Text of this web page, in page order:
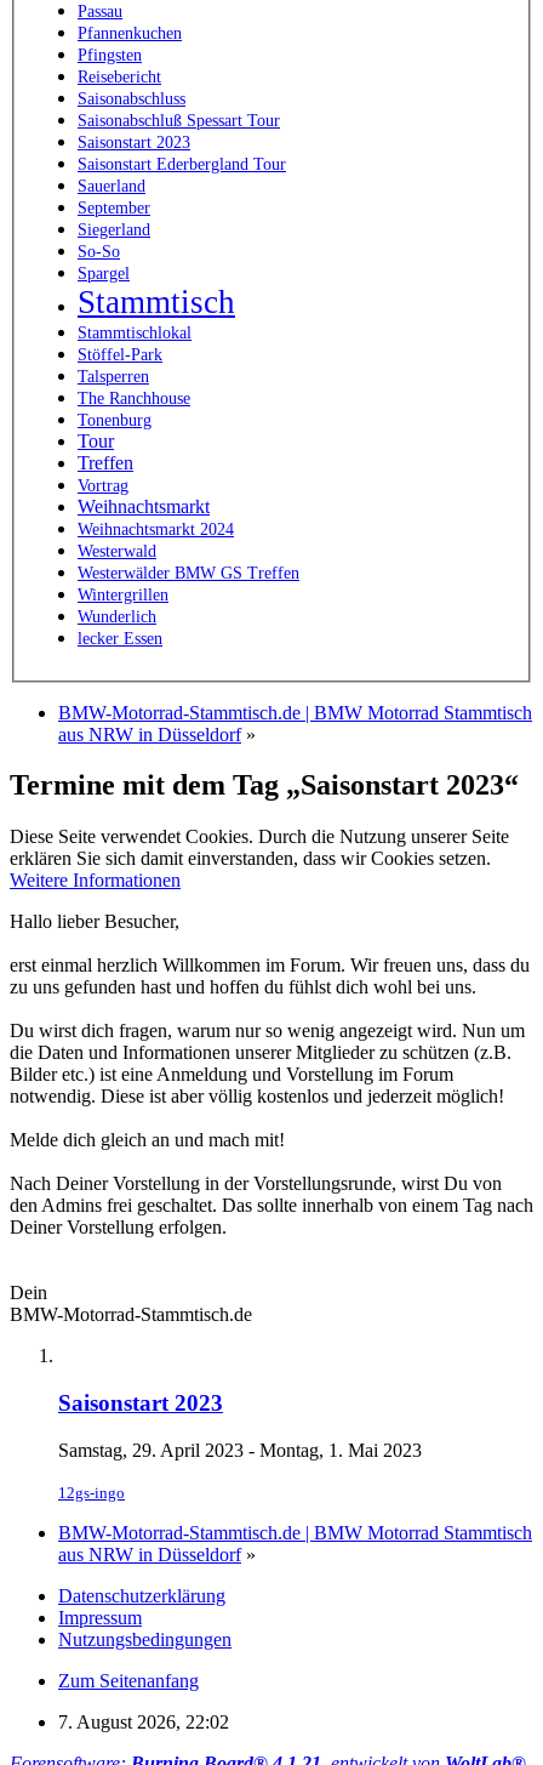
Passau
Pfannenkuchen
Pfingsten
Reisebericht
Saisonabschluss
Saisonabschluß Spessart Tour
Saisonstart 2023
Saisonstart Ederbergland Tour
Sauerland
September
Siegerland
So-So
Spargel
Stammtisch
Stammtischlokal
Stöffel-Park
Talsperren
The Ranchhouse
Tonenburg
Tour
Treffen
Vortrag
Weihnachtsmarkt
Weihnachtsmarkt 2024
Westerwald
Westerwälder BMW GS Treffen
Wintergrillen
Wunderlich
lecker Essen
BMW-Motorrad-Stammtisch.de | BMW Motorrad Stammtisch
aus NRW in Düsseldorf »
Termine mit dem Tag „Saisonstart 2023“
Diese Seite verwendet Cookies. Durch die Nutzung unserer Seite
erklären Sie sich damit einverstanden, dass wir Cookies setzen.
Weitere Informationen
Hallo lieber Besucher,
erst einmal herzlich Willkommen im Forum. Wir freuen uns, dass du
zu uns gefunden hast und hoffen du fühlst dich wohl bei uns.
Du wirst dich fragen, warum nur so wenig angezeigt wird. Nun um
die Daten und Informationen unserer Mitglieder zu schützen (z.B.
Bilder etc.) ist eine Anmeldung und Vorstellung im Forum
notwendig. Diese ist aber völlig kostenlos und jederzeit möglich!
Melde dich gleich an und mach mit!
Nach Deiner Vorstellung in der Vorstellungsrunde, wirst Du von
den Admins frei geschaltet. Das sollte innerhalb von einem Tag nach
Deiner Vorstellung erfolgen.
Dein
BMW-Motorrad-Stammtisch.de
Saisonstart 2023
Samstag, 29. April 2023 - Montag, 1. Mai 2023
12gs-ingo
BMW-Motorrad-Stammtisch.de | BMW Motorrad Stammtisch
aus NRW in Düsseldorf »
Datenschutzerklärung
Impressum
Nutzungsbedingungen
Zum Seitenanfang
7. August 2026, 22:02